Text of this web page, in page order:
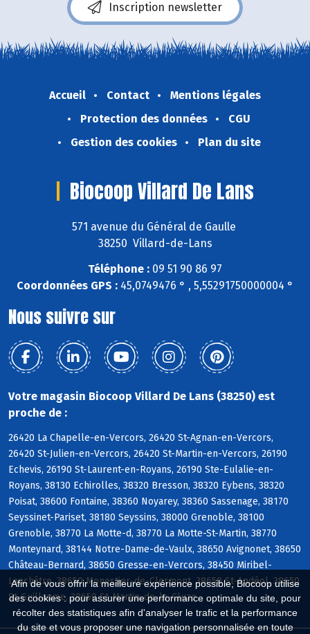
Afin de vous offrir la meilleure expérience possible, Biocoop utilise
des cookies : pour assurer une performance optimale du site, pour
récolter des statistiques afin d'analyser le trafic et la performance
du site et vous proposer une navigation personnalisée en toute
Inscription newsletter
Accueil Contact
Mentions légales
Protection des données
CGU
Gestion des cookies
Plan du site
Biocoop Villard De Lans
571 avenue du Général de Gaulle
38250 Villard-de-Lans
Téléphone : 09 51 90 86 97
Coordonnées GPS : 45,0749476 ° , 5,55291750000004 °
Nous suivre sur
Votre magasin Biocoop Villard De Lans (38250) est
proche de :
26420 La Chapelle-en-Vercors, 26420 St-Agnan-en-Vercors,
26420 St-Julien-en-Vercors, 26420 St-Martin-en-Vercors, 26190
Echevis, 26190 St-Laurent-en-Royans, 26190 Ste-Eulalie-en-
Royans, 38130 Echirolles, 38320 Bresson, 38320 Eybens, 38320
Poisat, 38600 Fontaine, 38360 Noyarey, 38360 Sassenage, 38170
Seyssinet-Pariset, 38180 Seyssins, 38000 Grenoble, 38100
Grenoble, 38770 La Motte-d, 38770 La Motte-St-Martin, 38770
Monteynard, 38144 Notre-Dame-de-Vaulx, 38650 Avignonet, 38650
Château-Bernard, 38650 Gresse-en-Vercors, 38450 Miribel-
Lanchâtre, 38650 Monestier-de-Clermont, 38650 St-Andéol, 38650
St-Guillaume, 38650 St-Martin-de-la-Cluze